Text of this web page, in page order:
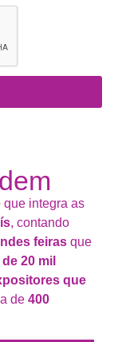
que integra as
, contando
feiras que
20 mil
que
de 400